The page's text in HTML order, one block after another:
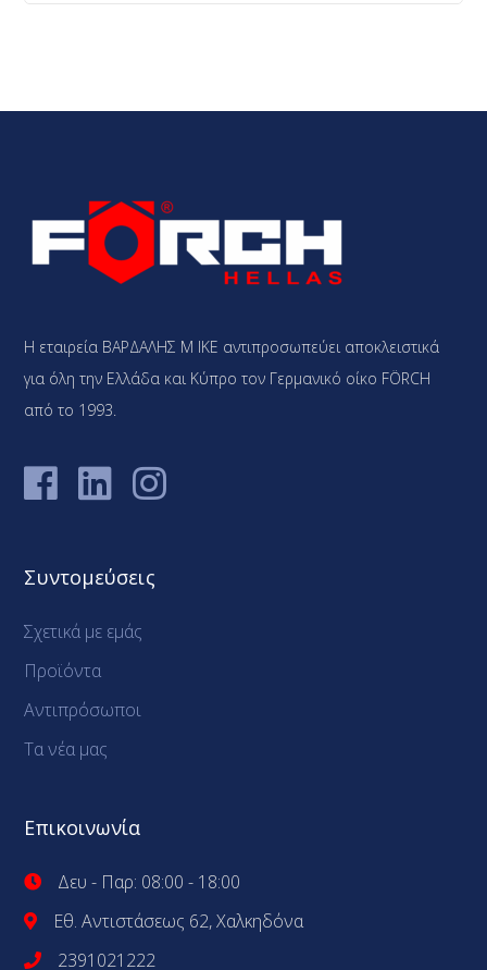
Η εταιρεία ΒΑΡΔΑΛΗΣ Μ ΙΚΕ αντιπροσωπεύει αποκλειστικά
για όλη την Ελλάδα και Κύπρο τον Γερμανικό οίκο FÖRCH
από το 1993.
Συντομεύσεις
Σχετικά με εμάς
Προϊόντα
Αντιπρόσωποι
Τα νέα μας
Επικοινωνία
Δευ - Παρ: 08:00 - 18:00
Εθ. Αντιστάσεως 62, Χαλκηδόνα
2391021222